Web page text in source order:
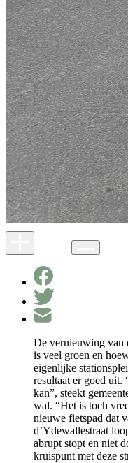
De vernieuwing van
is veel groen en
eigenlijke
resultaat er goed uit.
kan”, steekt
wal. “Het is toch
nieuwe fietspad dat
d’Ydewallestraat
abrupt stopt en niet
kruispunt met deze